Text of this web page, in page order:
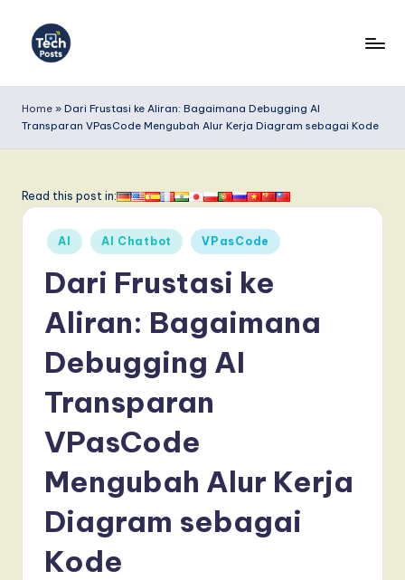
e
c
P
o
si
Home » Dari Frustasi ke Aliran: Bagaimana Debugging AI
Transparan VPasCode Mengubah Alur Kerja Diagram sebagai Kode
Read this post in:
Posted
in
AI AI Chatbot VPasCode
Dari Frustasi ke
Aliran: Bagaimana
Debugging AI
Transparan
VPasCode
Mengubah Alur Kerja
Diagram sebagai
Kode